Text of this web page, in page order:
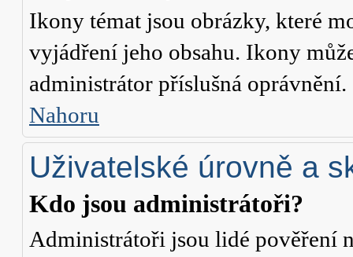
Ikony témat jsou obrázky, které
vyjádření jeho obsahu. Ikony
administrátor příslušná oprávnění.
Nahoru
Uživatelské úrovně a
Kdo jsou administrátoři?
Administrátoři jsou lidé pověření